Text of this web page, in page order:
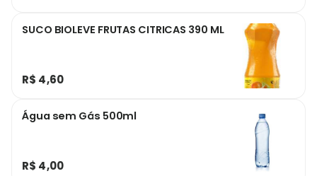
SUCO BIOLEVE FRUTAS CITRICAS 390 ML
R$ 4,60
Água sem Gás 500ml
R$ 4,00